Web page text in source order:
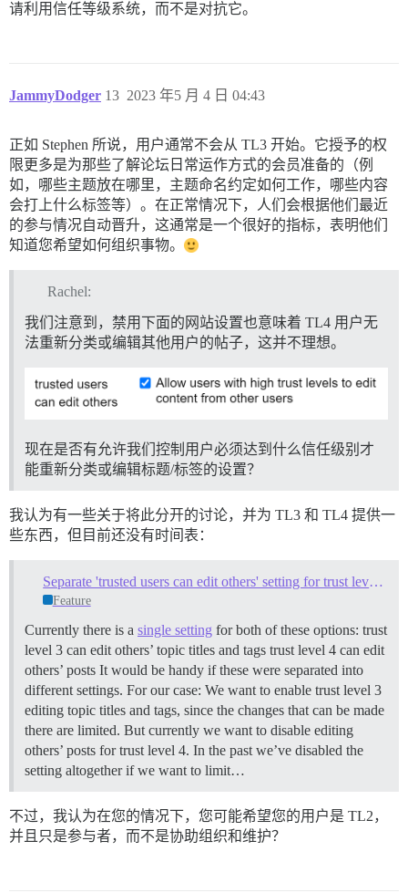
请利用信任等级系统，而不是对抗它。
JammyDodger 2023 年5 月 4 日 04:43
13
正如 Stephen 所说，用户通常不会从 TL3 开始。它授予的权
限更多是为那些了解论坛日常运作方式的会员准备的（例
如，哪些主题放在哪里，主题命名约定如何工作，哪些内容
会打上什么标签等）。在正常情况下，人们会根据他们最近
的参与情况自动晋升，这通常是一个很好的指标，表明他们
知道您希望如何组织事物。
Rachel:
我们注意到，禁用下面的网站设置也意味着 TL4 用户无
法重新分类或编辑其他用户的帖子，这并不理想。
现在是否有允许我们控制用户必须达到什么信任级别才
能重新分类或编辑标题/标签的设置？
我认为有一些关于将此分开的讨论，并为 TL3 和 TL4 提供一
些东西，但目前还没有时间表：
Separate 'trusted users can edit others' setting for trust levels 3 & 4
Feature
Currently there is a single setting for both of these options: trust
level 3 can edit others’ topic titles and tags trust level 4 can edit
others’ posts It would be handy if these were separated into
different settings. For our case: We want to enable trust level 3
editing topic titles and tags, since the changes that can be made
there are limited. But currently we want to disable editing
others’ posts for trust level 4. In the past we’ve disabled the
setting altogether if we want to limit…
不过，我认为在您的情况下，您可能希望您的用户是 TL2，
并且只是参与者，而不是协助组织和维护？